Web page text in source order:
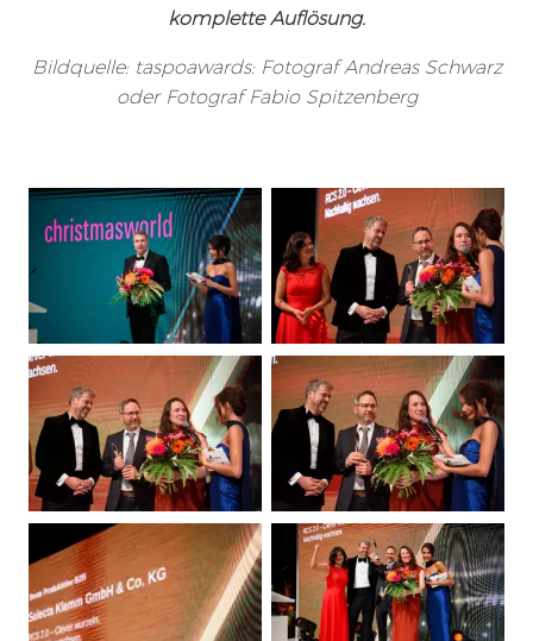
komplette Auflösung.
Bildquelle: taspoawards: Fotograf Andreas Schwarz
oder Fotograf Fabio Spitzenberg